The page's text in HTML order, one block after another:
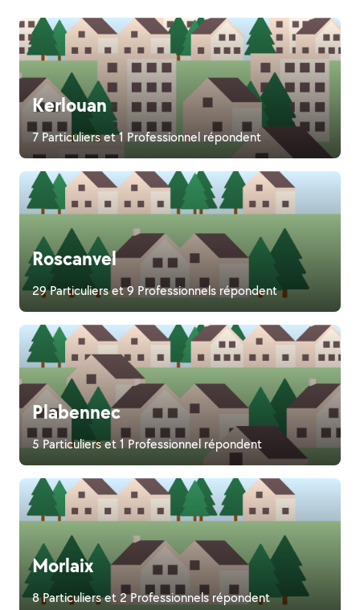
Kerlouan
7 Particuliers et 1 Professionnel répondent
Roscanvel
29 Particuliers et 9 Professionnels répondent
Plabennec
5 Particuliers et 1 Professionnel répondent
Morlaix
8 Particuliers et 2 Professionnels répondent